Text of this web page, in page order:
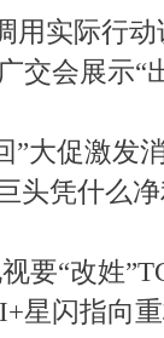
用实际行动
交会展示“
”大促激发
头凭什么
要“改姓
星闪指向